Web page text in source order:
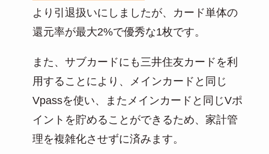
より引退扱いにしましたが、カード単体の
還元率が最大2%で優秀な1枚です。
また、サブカードにも三井住友カードを利
用することにより、メインカードと同じ
Vpassを使い、またメインカードと同じVポ
イントを貯めることができるため、家計管
理を複雑化させずに済みます。